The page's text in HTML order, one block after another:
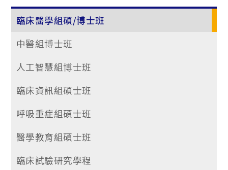
臨床醫學組碩/博士班
中醫組博士班
人工智慧組博士班
臨床資訊組碩士班
呼吸重症組碩士班
醫學教育組碩士班
臨床試驗研究學程